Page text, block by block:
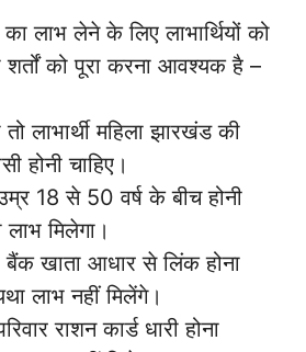
का लाभ लेने के लिए लाभार्थियों को
शर्तों को पूरा करना आवश्यक है –
लाभार्थी महिला झारखंड की
होनी चाहिए।
18 से 50 वर्ष के बीच होनी
लाभ मिलेगा।
बैंक खाता आधार से लिंक होना
लाभ नहीं मिलेंगे।
राशन कार्ड धारी होना